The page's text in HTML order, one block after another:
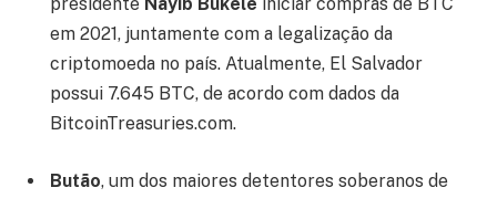
em 2021, juntamente com a legalização da
criptomoeda no país. Atualmente, El Salvador
possui 7.645 BTC, de acordo com dados da
BitcoinTreasuries.com.
Butão, um dos maiores detentores soberanos de